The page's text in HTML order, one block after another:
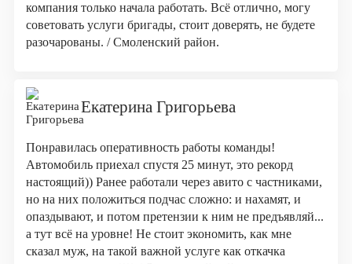
компания только начала работать. Всё отлично, могу
советовать услуги бригады, стоит доверять, не будете
разочарованы. / Смоленский район.
Екатерина Григорьева
Понравилась оперативность работы команды!
Автомобиль приехал спустя 25 минут, это рекорд
настоящий)) Ранее работали через авито с частниками,
но на них положиться подчас сложно: и нахамят, и
опаздывают, и потом претензии к ним не предъявляй...
а тут всё на уровне! Не стоит экономить, как мне
сказал муж, на такой важной услуге как откачка